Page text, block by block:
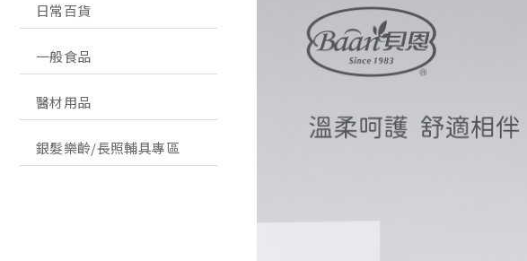
日常百貨
一般食品
醫材用品
銀髮樂齡/長照輔具專區